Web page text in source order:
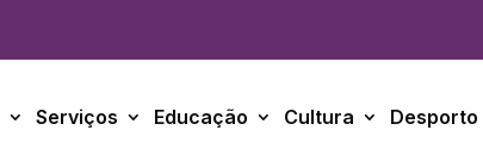
Serviços Educação Cultura Desporto